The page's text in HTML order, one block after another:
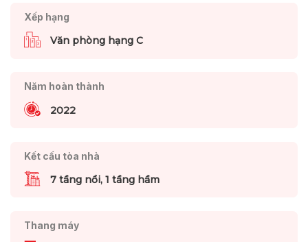
Xếp hạng
Văn phòng hạng C
Năm hoàn thành
2022
Kết cấu tòa nhà
7 tầng nổi, 1 tầng hầm
Thang máy